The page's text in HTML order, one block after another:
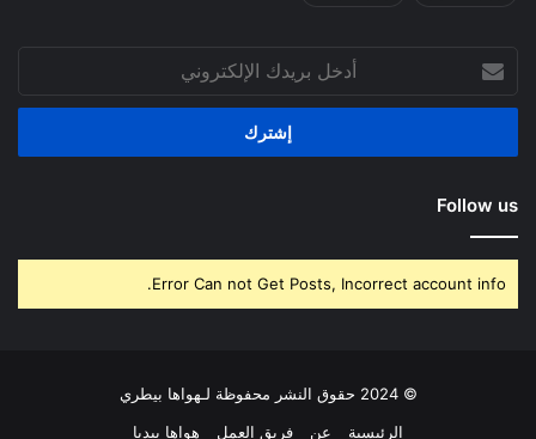
بريدك
الإلكتروني
Follow us
Error Can not Get Posts, Incorrect account info.
© 2024 حقوق النشر محفوظة لـهواها بيطري
الرئيسية
عن فريق العمل هواها بيديا